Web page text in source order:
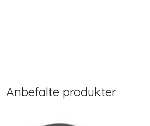
Anbefalte produkter